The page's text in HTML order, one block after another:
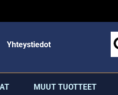
Yhteystiedot
MUUT TUOTTEET